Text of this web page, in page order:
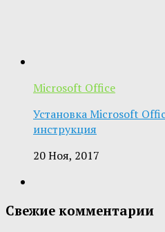
Microsoft Office
Установка Microsoft
инструкция
20 Ноя, 2017
Свежие комментарии